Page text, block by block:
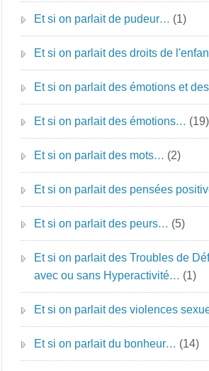
Et si on parlait de pudeur… (1)
Et si on parlait des droits de
Et si on parlait des émotions et
Et si on parlait des émotions… (19)
Et si on parlait des mots… (2)
Et si on parlait des pensées
Et si on parlait des peurs… (5)
Et si on parlait des Troubles de
avec ou sans Hyperactivité… (1)
Et si on parlait des violences
Et si on parlait du bonheur… (14)